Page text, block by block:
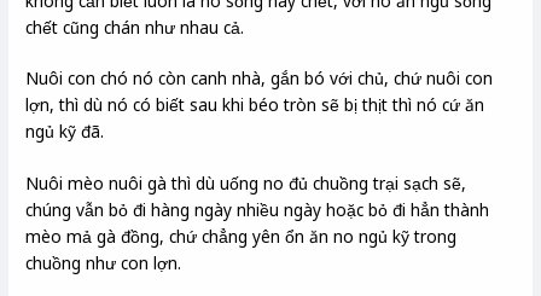
chết cũng chán như nhau cả.
Nuôi con chó nó còn canh nhà, gắn bó với chủ, chứ nuôi con
lợn, thì dù nó có biết sau khi béo tròn sẽ bị thịt thì nó cứ ăn
ngủ kỹ đã.
Nuôi mèo nuôi gà thì dù uống no đủ chuồng trại sạch sẽ,
chúng vẫn bỏ đi hàng ngày nhiều ngày hoặc bỏ đi hẳn thành
mèo mả gà đồng, chứ chẳng yên ổn ăn no ngủ kỹ trong
chuồng như con lợn.